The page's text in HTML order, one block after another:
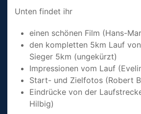
Unten findet ihr
einen schönen Film (Hans-
den kompletten 5km Lauf
Sieger 5km (ungekürzt)
Impressionen vom Lauf
Start- und Zielfotos (Robert
Eindrücke von der
Hilbig)